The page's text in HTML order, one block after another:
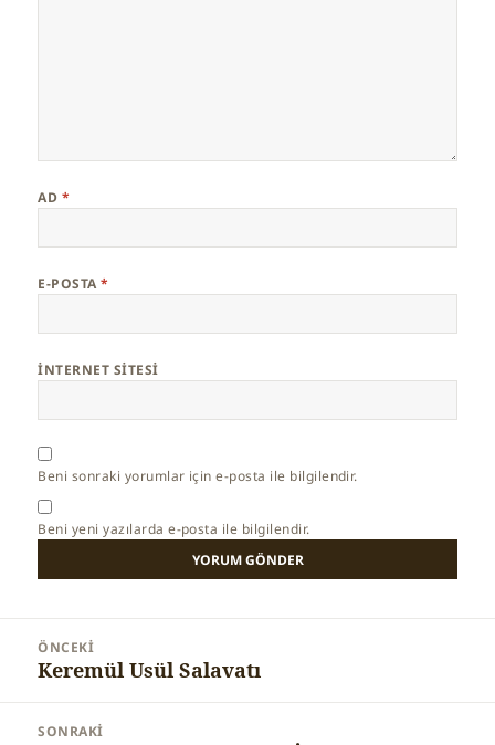
AD *
E-POSTA*
İNTERNET SITESI
Beni sonraki yorumlar için e-posta ile bilgilendir.
Beni yeni yazılarda e-posta ile bilgilendir.
gezinmesi
ÖNCEKI
Önceki
yazı:
Keremül Usül Salavatı
SONRAKI